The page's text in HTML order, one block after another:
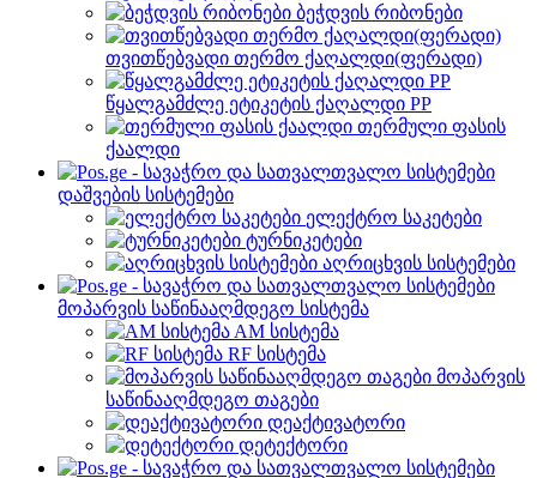
ბეჭდვის რიბონები
თვითწებვადი თერმო ქაღალდი(ფერადი)
წყალგამძლე ეტიკეტის ქაღალდი PP
თერმული ფასის
ქაალდი
დაშვების სისტემები
ელექტრო საკეტები
ტურნიკეტები
აღრიცხვის სისტემები
მოპარვის საწინააღმდეგო სისტემა
AM სისტემა
RF სისტემა
მოპარვის
საწინააღმდეგო თაგები
დეაქტივატორი
დეტექტორი